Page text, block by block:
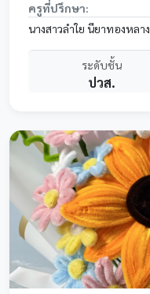
ครูที่ปรึกษา:
นางสาวลำใย นียาทองหลาง
ระดับชั้น
ปวส.